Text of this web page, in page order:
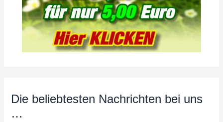
Die beliebtesten Nachrichten bei uns
…